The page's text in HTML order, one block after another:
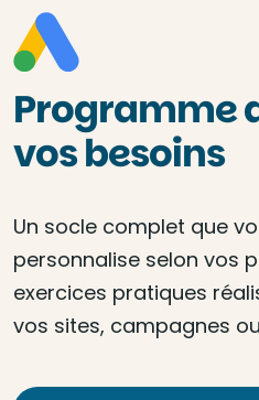
Programme
vos besoins
Un socle complet que
personnalise selon vos
exercices pratiques
vos sites, campagnes